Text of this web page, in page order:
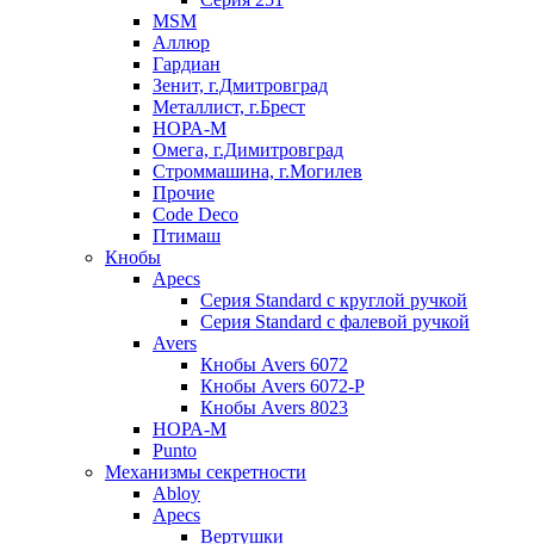
MSM
Аллюр
Гардиан
Зенит, г.Дмитровград
Металлист, г.Брест
НОРА-М
Омега, г.Димитровград
Строммашина, г.Могилев
Прочие
Code Deco
Птимаш
Кнобы
Apecs
Серия Standard с круглой ручкой
Серия Standard с фалевой ручкой
Avers
Кнобы Avers 6072
Кнобы Avers 6072-P
Кнобы Avers 8023
НОРА-М
Punto
Механизмы секретности
Abloy
Apecs
Вертушки